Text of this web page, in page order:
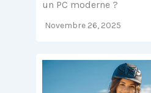
un PC moderne ?
Novembre 26, 2025